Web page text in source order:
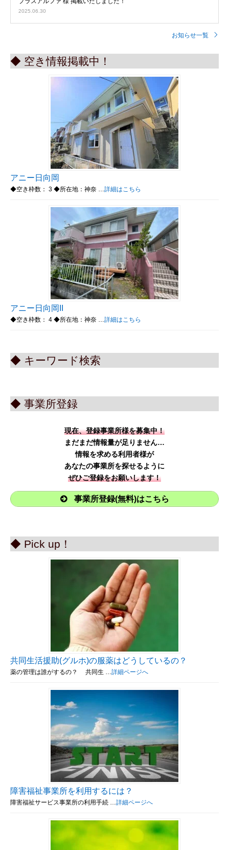
2025.06.30
お知らせ一覧
◆ 空き情報掲載中！
アニー日向岡
◆空き枠数： 3 ◆所在地：神奈 …詳細はこちら
アニー日向岡II
◆空き枠数： 4 ◆所在地：神奈 …詳細はこちら
◆ キーワード検索
◆ 事業所登録
現在、登録事業所様を募集中！
まだまだ情報量が足りません…
情報を求める利用者様が
あなたの事業所を探せるように
ぜひご登録をお願いします！
事業所登録(無料)はこちら
◆ Pick up！
共同生活援助(グルホ)の服薬はどうしているの？
薬の管理は誰がするの？ 共同生 …詳細ページへ
障害福祉事業所を利用するには？
障害福祉サービス事業所の利用手続 …詳細ページへ